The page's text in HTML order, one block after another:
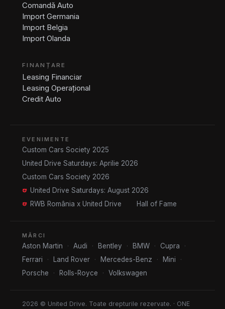
Comandă Auto
Import Germania
Import Belgia
Import Olanda
FINANȚARE
Leasing Financiar
Leasing Operațional
Credit Auto
EVENIMENTE
Custom Cars Society 2025
United Drive Saturdays: Aprilie 2026
Custom Cars Society 2026
United Drive Saturdays: August 2026
RWB România x United Drive
Hall of Fame
MĂRCI
Aston Martin · Audi · Bentley · BMW · Cupra
·
Ferrari
· Land Rover · Mercedes-Benz · Mini
·
Porsche
· Rolls-Royce · Volkswagen
2026 © United Drive. Toate drepturile rezervate. · ONE